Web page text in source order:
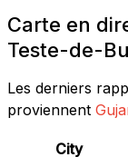
Carte en
Teste-de-
Les derniers
proviennent
City